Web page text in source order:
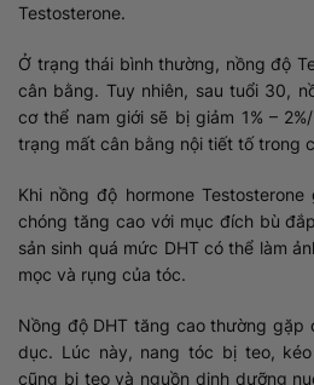
Testosterone.
Ở trạng thái bình thường, nồng độ
cân bằng. Tuy nhiên, sau tuổi 30,
cơ thể nam giới sẽ bị giảm 1% –
trạng mất cân bằng nội tiết tố trong
Khi nồng độ hormone
chóng tăng cao với mục đích bù
sản sinh quá mức DHT có thể làm
mọc và rụng của tóc.
Nồng độ DHT tăng cao thường gặp
dục. Lúc này, nang tóc bị teo,
cũng bị teo và nguồn dinh dưỡng